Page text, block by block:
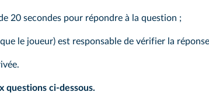
20 secondes pour répondre à la question ;
le joueur) est responsable de vérifier la
questions ci‑dessous.